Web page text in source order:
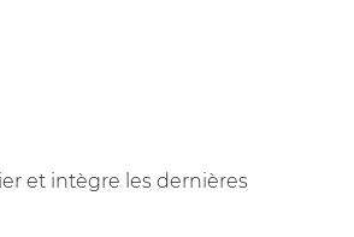
et intègre les dernières